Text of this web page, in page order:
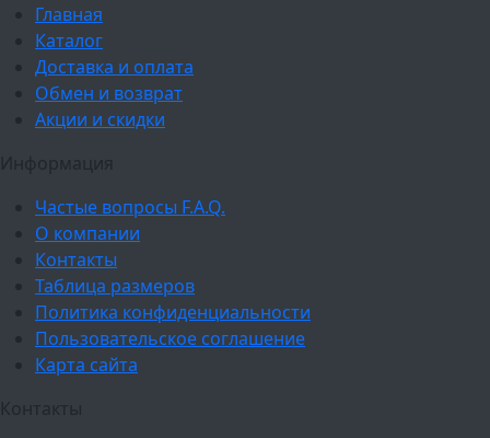
Главная
Каталог
Доставка и оплата
Обмен и возврат
Акции и скидки
Информация
Частые вопросы F.A.Q.
О компании
Контакты
Таблица размеров
Политика конфиденциальности
Пользовательское соглашение
Карта сайта
Контакты